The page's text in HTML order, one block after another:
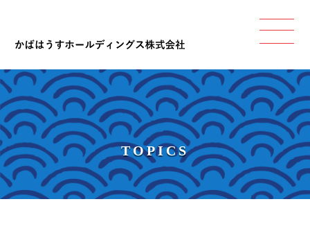
TOPICS